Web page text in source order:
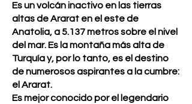
Es un volcán inactivo en las tierras
altas de Ararat en el este de
Anatolia, a 5.137 metros sobre el nivel
del mar. Es la montaña más alta de
Turquía y, por lo tanto, es el destino
de numerosos aspirantes a la cumbre:
el Ararat.
Es mejor conocido por el legendario